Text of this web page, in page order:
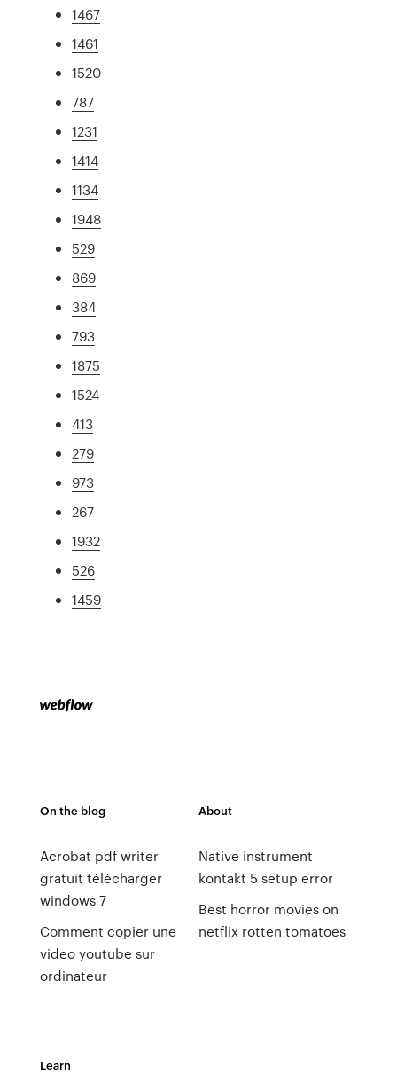
1467
1461
1520
787
1231
1414
1134
1948
529
869
384
793
1875
1524
413
279
973
267
1932
526
1459
On the blog
Acrobat pdf writer
gratuit télécharger
windows 7
Comment copier une
video youtube sur
ordinateur
About
Native instrument
kontakt 5 setup error
Best horror movies on
netflix rotten tomatoes
Learn